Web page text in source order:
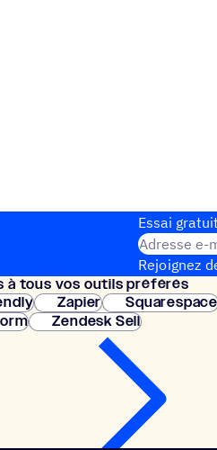
Essai
Adresse e-
Rejoignez
à tous vos outils préférés
Zapier
Zendesk Sell